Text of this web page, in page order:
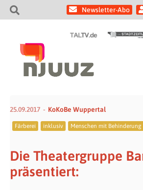
Newsletter-Abo
25.09.2017 KoKoBe Wuppertal
Färberei inklusiv Menschen mit Behinderung
Die Theatergruppe
präsentiert: